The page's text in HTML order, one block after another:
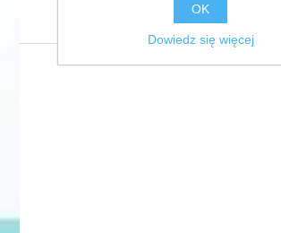
OK
Dowiedz się więcej